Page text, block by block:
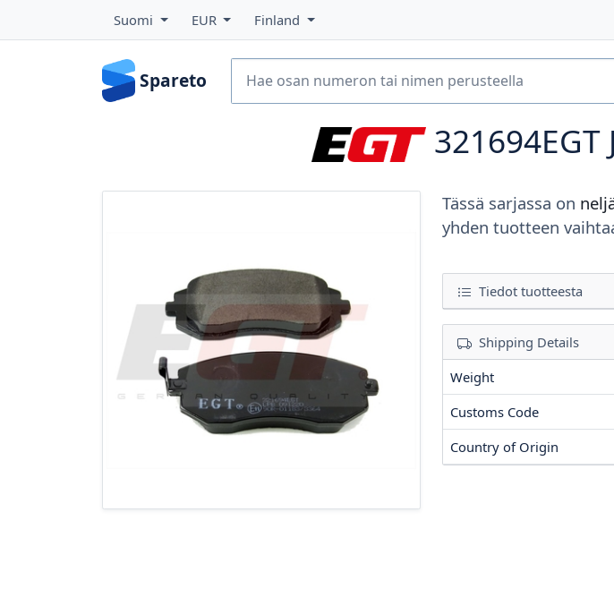
Suomi EUR Finland
Spareto
321694EGT
Tässä sarjassa on
yhden tuotteen
Tiedot tuotteesta
Shipping Details
Weight
Customs Code
Country of Origin